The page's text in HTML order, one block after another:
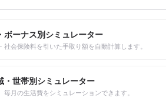
ボーナス別シミュレーター
会保険料を引いた手取り額を自動計算します。
・世帯別シミュレーター
月の生活費をシミュレーションできます。